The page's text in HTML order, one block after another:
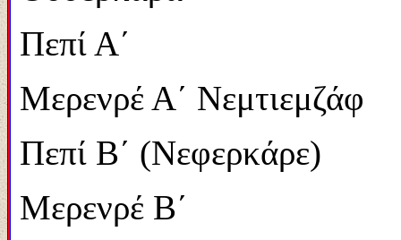
Πεπί Α΄
Μερενρέ Α΄
Πεπί Β΄
Μερενρέ